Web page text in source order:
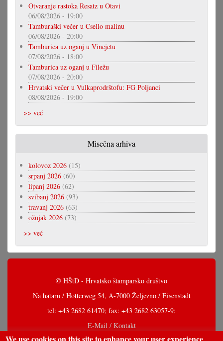
Otvaranje rastoka Resatz u Otavi
06/08/2026 - 19:00
Tamburaški večer u Csello malinu
06/08/2026 - 20:00
Tamburica uz oganj u Vincjetu
07/08/2026 - 18:00
Tamburica uz oganj u Filežu
07/08/2026 - 20:00
Hrvatski večer u Vulkaprodrštofu: FG Poljanci
08/08/2026 - 19:00
>> već
Misečna arhiva
kolovoz 2026 (15)
srpanj 2026 (60)
lipanj 2026 (62)
svibanj 2026 (93)
travanj 2026 (63)
ožujak 2026 (73)
>> već
© HŠtD - Hrvatsko štamparsko društvo
Na hataru / Hotterweg 54, A-7000 Željezno / Eisenstadt
tel: +43 2682 61470; fax: +43 2682 63057-9;
E-Mail / Kontakt